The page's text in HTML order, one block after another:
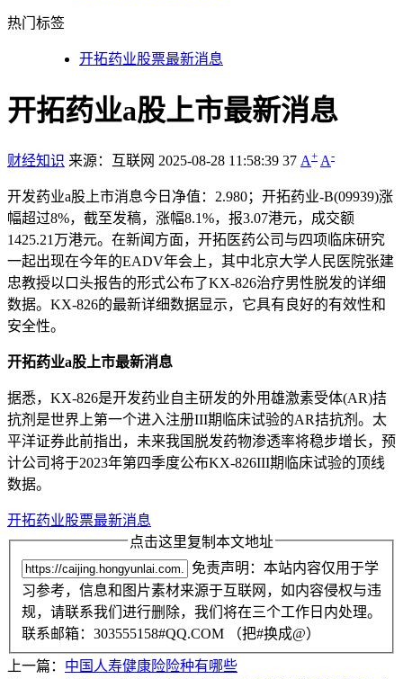
热门标签
开拓药业股票最新消息
开拓药业a股上市最新消息
财经知识 来源：互联网 2025-08-28 11:58:39 37 A+ A-
开发药业a股上市消息今日净值：2.980；开拓药业-B(09939)涨
幅超过8%，截至发稿，涨幅8.1%，报3.07港元，成交额
1425.21万港元。在新闻方面，开拓医药公司与四项临床研究
一起出现在今年的EADV年会上，其中北京大学人民医院张建
忠教授以口头报告的形式公布了KX-826治疗男性脱发的详细
数据。KX-826的最新详细数据显示，它具有良好的有效性和
安全性。
开拓药业a股上市最新消息
据悉，KX-826是开发药业自主研发的外用雄激素受体(AR)拮
抗剂是世界上第一个进入注册III期临床试验的AR拮抗剂。太
平洋证券此前指出，未来我国脱发药物渗透率将稳步增长，预
计公司将于2023年第四季度公布KX-826III期临床试验的顶线
数据。
开拓药业股票最新消息
点击这里复制本文地址
免责声明：本站内容仅用于学
习参考，信息和图片素材来源于互联网，如内容侵权与违
规，请联系我们进行删除，我们将在三个工作日内处理。
联系邮箱：303555158#QQ.COM （把#换成@）
上一篇： 中国人寿健康险险种有哪些